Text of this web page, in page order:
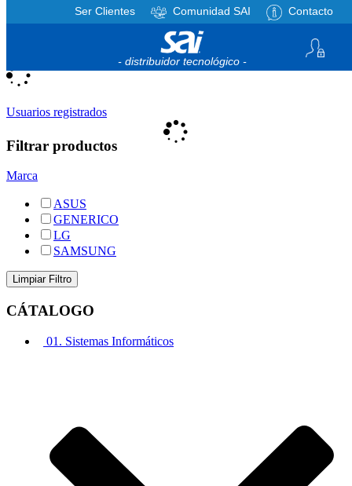
Ser Clientes Comunidad SAI Contacto
- distribuidor tecnológico -
Registro/Iniciar sesión
Usuarios registrados
Filtrar productos
Marca
ASUS
GENERICO
LG
SAMSUNG
CÁTALOGO
01. Sistemas Informáticos